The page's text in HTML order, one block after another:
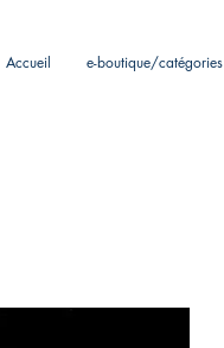
Accueil e-boutique/catégories